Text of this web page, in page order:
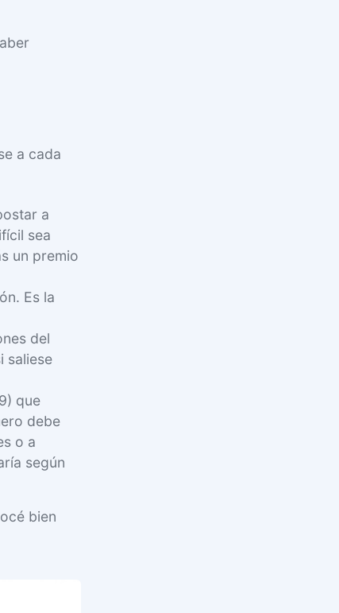
a cada
a
sea
un premio
Es la
del
saliese
que
debe
o a
según
bien